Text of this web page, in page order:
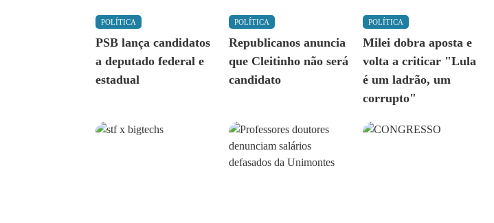
POLÍTICA
PSB lança candidatos
a deputado federal e
estadual
POLÍTICA
Republicanos anuncia
que Cleitinho não será
candidato
POLÍTICA
Milei dobra aposta e
volta a criticar "Lula
é um ladrão, um
corrupto"